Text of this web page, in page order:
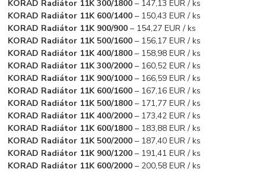
KORAD Radiátor 11K 300/1800 – 147,13 EUR / ks
KORAD Radiátor 11K 600/1400 – 150,43 EUR / ks
KORAD Radiátor 11K 900/900 – 154,27 EUR / ks
KORAD Radiátor 11K 500/1600 – 156,17 EUR / ks
KORAD Radiátor 11K 400/1800 – 158,98 EUR / ks
KORAD Radiátor 11K 300/2000 – 160,52 EUR / ks
KORAD Radiátor 11K 900/1000 – 166,59 EUR / ks
KORAD Radiátor 11K 600/1600 – 167,16 EUR / ks
KORAD Radiátor 11K 500/1800 – 171,77 EUR / ks
KORAD Radiátor 11K 400/2000 – 173,42 EUR / ks
KORAD Radiátor 11K 600/1800 – 183,88 EUR / ks
KORAD Radiátor 11K 500/2000 – 187,40 EUR / ks
KORAD Radiátor 11K 900/1200 – 191,41 EUR / ks
KORAD Radiátor 11K 600/2000 – 200,58 EUR / ks